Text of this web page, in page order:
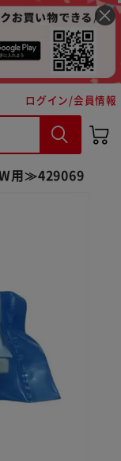
ログイン/会員情報
用≫429069
手続きへ